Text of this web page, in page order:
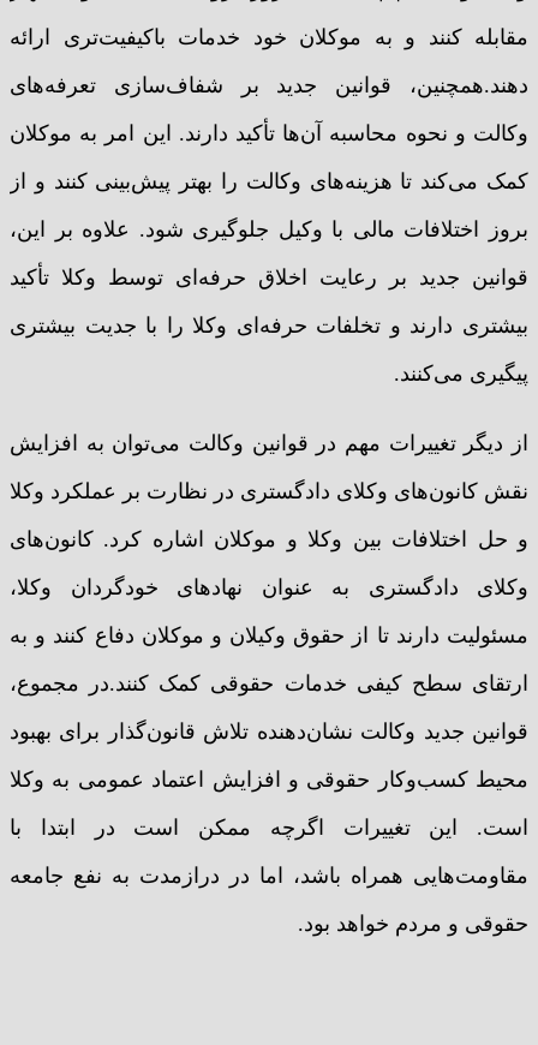
مقابله کنند و به موکلان خود خدمات باکیفیت‌تری ارائه
دهند.همچنین، قوانین جدید بر شفاف‌سازی تعرفه‌های
وکالت و نحوه محاسبه آن‌ها تأکید دارند. این امر به موکلان
کمک می‌کند تا هزینه‌های وکالت را بهتر پیش‌بینی کنند و از
بروز اختلافات مالی با وکیل جلوگیری شود. علاوه بر این،
قوانین جدید بر رعایت اخلاق حرفه‌ای توسط وکلا تأکید
بیشتری دارند و تخلفات حرفه‌ای وکلا را با جدیت بیشتری
پیگیری می‌کنند.
از دیگر تغییرات مهم در قوانین وکالت می‌توان به افزایش
نقش کانون‌های وکلای دادگستری در نظارت بر عملکرد وکلا
و حل اختلافات بین وکلا و موکلان اشاره کرد. کانون‌های
وکلای دادگستری به عنوان نهادهای خودگردان وکلا،
مسئولیت دارند تا از حقوق وکیلان و موکلان دفاع کنند و به
ارتقای سطح کیفی خدمات حقوقی کمک کنند.در مجموع،
قوانین جدید وکالت نشان‌دهنده تلاش قانون‌گذار برای بهبود
محیط کسب‌وکار حقوقی و افزایش اعتماد عمومی به وکلا
است. این تغییرات اگرچه ممکن است در ابتدا با
مقاومت‌هایی همراه باشد، اما در درازمدت به نفع جامعه
حقوقی و مردم خواهد بود.